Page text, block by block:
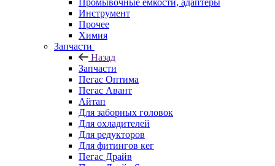
Промывочные емкости, адаптеры
Инструмент
Прочее
Химия
Запчасти
Назад
Запчасти
Пегас Оптима
Пегас Авант
Айтап
Для заборных головок
Для охладителей
Для редукторов
Для фитингов кег
Пегас Драйв